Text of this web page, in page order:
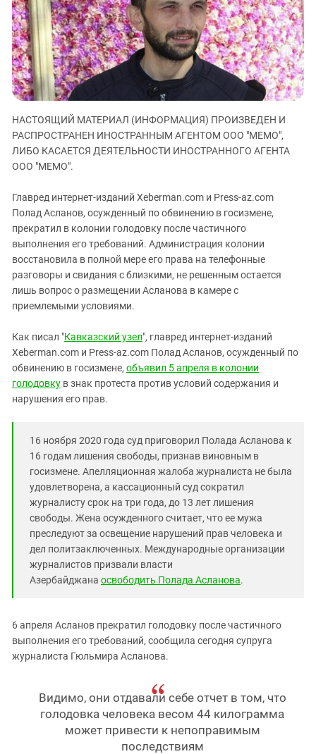
ЗАСТАВЛЯЕТ
КАВКАЗ ЗА ПАЛЕСТИНУ
ИНАКОМЫСЛИЕ В ЧЕЧНЕ
ПРЕСЛЕДОВАНИЕ АКТИВИСТОВ
МОБИЛИЗАЦИЯ И ПРОТЕСТЫ
Дагестан
Ингушетия
Кабардино-Балкария
Калмыкия
Карачаево-Черкесия
Краснодарский край
Российская Федерация
Северная Осетия - Алания
СКФО
Ставропольский край
Чечня
Южная Осетия
ЮФО
НАСТОЯЩИЙ МАТЕРИАЛ (ИНФОРМАЦИЯ) ПРОИЗВЕДЕН И
РАСПРОСТРАНЕН ИНОСТРАННЫМ АГЕНТОМ ООО "МЕМО",
ЛИБО КАСАЕТСЯ ДЕЯТЕЛЬНОСТИ ИНОСТРАННОГО АГЕНТА
ООО "МЕМО".
Главред интернет-изданий Xeberman.com и Press-az.com
Полад Асланов, осужденный по обвинению в госизмене,
прекратил в колонии голодовку после частичного
выполнения его требований. Администрация колонии
восстановила в полной мере его права на телефонные
разговоры и свидания с близкими, не решенным остается
лишь вопрос о размещении Асланова в камере с
приемлемыми условиями.
Как писал "Кавказский узел", главред интернет-изданий
Xeberman.com и Press-az.com Полад Асланов, осужденный по
обвинению в госизмене, объявил 5 апреля в колонии
голодовку в знак протеста против условий содержания и
нарушения его прав.
16 ноября 2020 года суд приговорил Полада Асланова к
16 годам лишения свободы, признав виновным в
госизмене. Апелляционная жалоба журналиста не была
удовлетворена, а кассационный суд сократил
журналисту срок на три года, до 13 лет лишения
свободы. Жена осужденного считает, что ее мужа
преследуют за освещение нарушений прав человека и
дел политзаключенных. Международные организации
журналистов призвали власти
Азербайджана освободить Полада Асланова.
6 апреля Асланов прекратил голодовку после частичного
выполнения его требований, сообщила сегодня супруга
журналиста Гюльмира Асланова.
Видимо, они отдавали себе отчет в том, что
голодовка человека весом 44 килограмма
может привести к непоправимым
последствиям